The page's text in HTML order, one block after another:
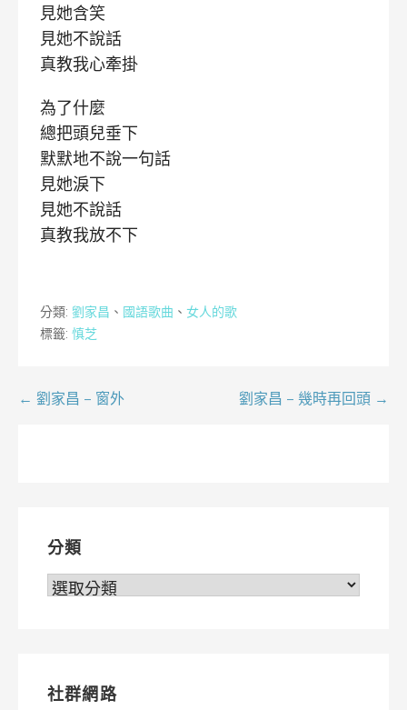
見她含笑
見她不說話
真教我心牽掛
為了什麼
總把頭兒垂下
默默地不說一句話
見她淚下
見她不說話
真教我放不下
分類: 劉家昌 、 國語歌曲 、 女人的歌
標籤: 慎芝
文← 劉家昌 – 窗外 劉家昌 – 幾時再回頭 →
分類
分
社群網路